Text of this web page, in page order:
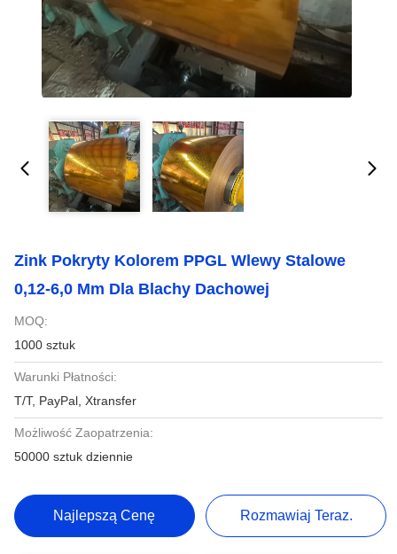
Zink Pokryty Kolorem PPGL Wlewy Stalowe
0,12-6,0 Mm Dla Blachy Dachowej
MOQ:
1000 sztuk
Warunki Płatności:
T/T, PayPal, Xtransfer
Możliwość Zaopatrzenia:
50000 sztuk dziennie
Najlepszą Cenę Rozmawiaj Teraz.